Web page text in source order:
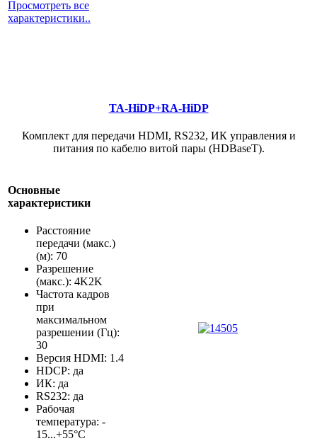
Просмотреть все
характеристики..
TA-HiDP+RA-HiDP
Комплект для передачи HDMI, RS232, ИК управления и
питания по кабелю витой пары (HDBaseT).
Основные
характеристики
Расстояние
передачи (макс.)
(м): 70
Разрешение
(макс.): 4K2K
Частота кадров
при
максимальном
разрешении (Гц):
30
Версия HDMI: 1.4
HDCP: да
ИК: да
RS232: да
Рабочая
температура: -
15...+55°С